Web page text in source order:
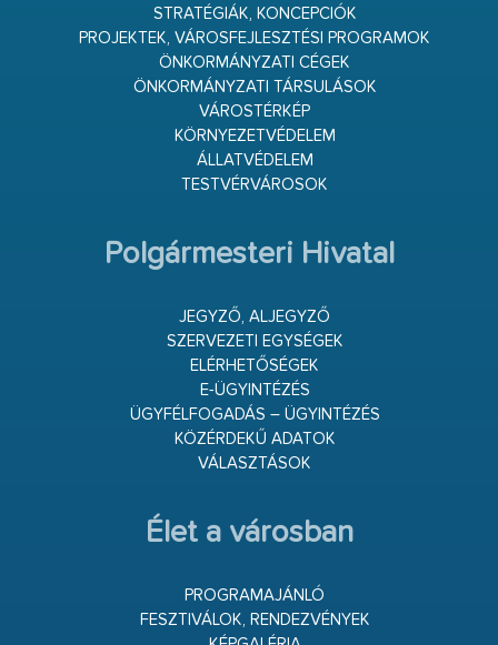
STRATÉGIÁK, KONCEPCIÓK
PROJEKTEK, VÁROSFEJLESZTÉSI PROGRAMOK
ÖNKORMÁNYZATI CÉGEK
ÖNKORMÁNYZATI TÁRSULÁSOK
VÁROSTÉRKÉP
KÖRNYEZETVÉDELEM
ÁLLATVÉDELEM
TESTVÉRVÁROSOK
Polgármesteri Hivatal
JEGYZŐ, ALJEGYZŐ
SZERVEZETI EGYSÉGEK
ELÉRHETŐSÉGEK
E-ÜGYINTÉZÉS
ÜGYFÉLFOGADÁS – ÜGYINTÉZÉS
KÖZÉRDEKŰ ADATOK
VÁLASZTÁSOK
Élet a városban
PROGRAMAJÁNLÓ
FESZTIVÁLOK, RENDEZVÉNYEK